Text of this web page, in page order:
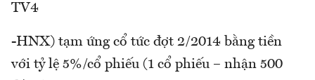
TV4
-HNX) tạm ứng cổ tức đợt 2/2014 bằng tiền
với tỷ lệ 5%/cổ phiếu (1 cổ phiếu – nhận 500